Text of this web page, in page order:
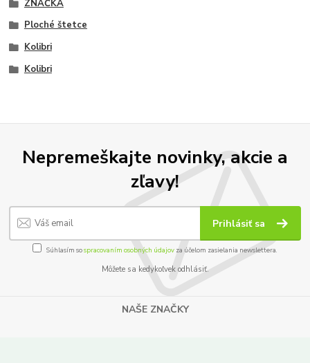
ZNAČKA
Ploché štetce
Kolibri
Kolibri
Nepremeškajte novinky, akcie a
zľavy!
Prihlásiť sa
Súhlasím sospracovaním osobných údajov za účelom zasielania newslettera.
Môžete sa kedykoľvek odhlásiť.
NAŠE ZNAČKY